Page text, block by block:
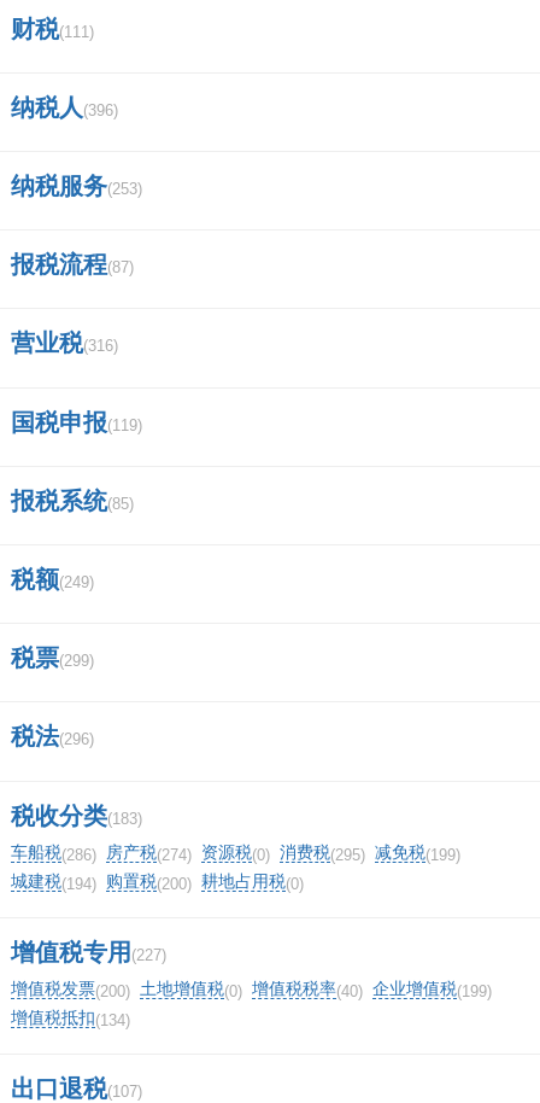
《中华人民共和国海关监管车辆进（出）境领
证明书》中注明的车辆品牌和车辆型号、发动机
码”栏，填写机动车销售统一发票（或有效凭
格”栏，填写机动车销售统一发票（或有效凭
金、集资费、违约金（延期付款利息）和手续
管费以及其他各种性质的价外收费，但不包括销
向购买方收取的代购买方缴纳的车辆购置税、车
辆牌照费。
三、增值税纳税申报表怎么导出？
1.
【登陆所属地方国税网站】:在登录窗口输入纳
财税(111)
纳税人 (396)
纳税服务(253)
报税流程(87)
营业税(316)
国税申报(119)
报税系统(85)
税额(249)
税票(299)
税法(296)
税收分类(183)
车船税(286) 房产税(274) 资源税(0) 消费税(295) 减免税(199)
城建税(194) 购置税(200) 耕地占用税(0)
增值税专用 (227)
增值税发票(200) 土地增值税(0) 增值税税率(40) 企业增值税(199)
增值税抵扣(134)
出口退税(107)